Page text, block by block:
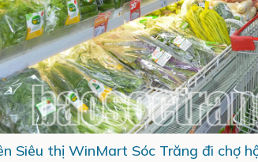
Siêu thị WinMart Sóc Trăng đi chợ